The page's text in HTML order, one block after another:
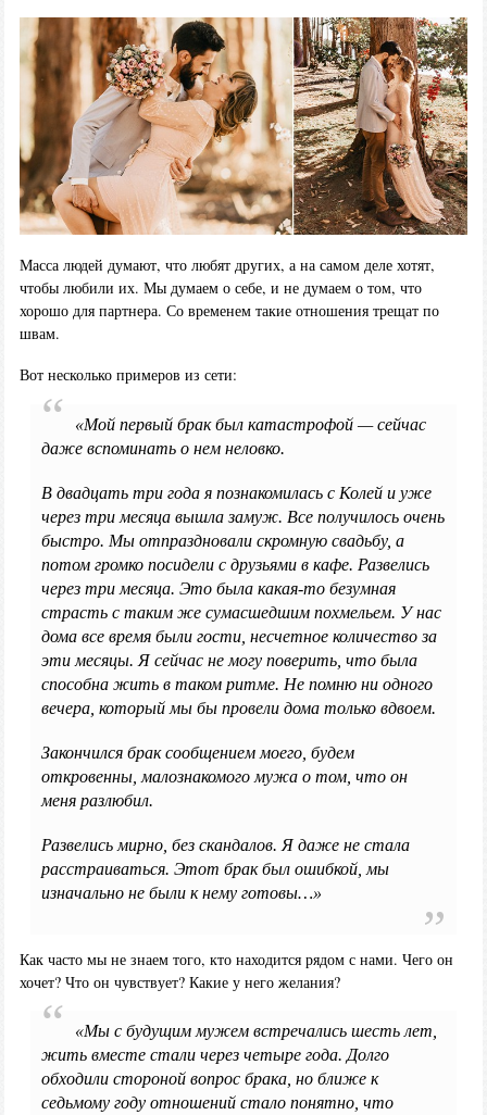
Масса людей думают, что любят других, а на самом деле хотят,
чтобы любили их. Мы думаем о себе, и не думаем о том, что
хорошо для партнера. Со временем такие отношения трещат по
швам.
Вот несколько примеров из сети:
«Мой первый брак был катастрофой — сейчас
даже вспоминать о нем неловко.
В двадцать три года я познакомилась с Колей и уже
через три месяца вышла замуж. Все получилось очень
быстро. Мы отпраздновали скромную свадьбу, а
потом громко посидели с друзьями в кафе. Развелись
через три месяца. Это была какая-то безумная
страсть с таким же сумасшедшим похмельем. У нас
дома все время были гости, несчетное количество за
эти месяцы. Я сейчас не могу поверить, что была
способна жить в таком ритме. Не помню ни одного
вечера, который мы бы провели дома только вдвоем.
Закончился брак сообщением моего, будем
откровенны, малознакомого мужа о том, что он
меня разлюбил.
Развелись мирно, без скандалов. Я даже не стала
расстраиваться. Этот брак был ошибкой, мы
изначально не были к нему готовы…»
Как часто мы не знаем того, кто находится рядом с нами. Чего он
хочет? Что он чувствует? Какие у него желания?
«Мы с будущим мужем встречались шесть лет,
жить вместе стали через четыре года. Долго
обходили стороной вопрос брака, но ближе к
седьмому году отношений стало понятно, что